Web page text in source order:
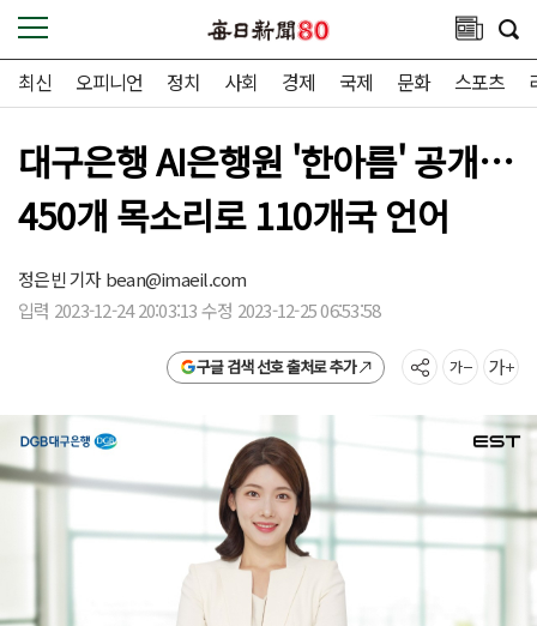
최신 오피니언 정치 사회 경제 국제 문화 스포츠
대구은행 AI은행원 '한아름' 공개…
450개 목소리로 110개국 언어
정은빈 기자bean@imaeil.com
입력 2023-12-24 20:03:13 수정 2023-12-25 06:53:58
구글 검색 선호 출처로 추가